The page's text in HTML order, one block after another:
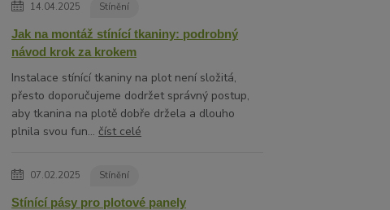
14.04.2025 Stínění
Jak na montáž stínící tkaniny: podrobný
návod krok za krokem
Instalace stínící tkaniny na plot není složitá,
přesto doporučujeme dodržet správný postup,
aby tkanina na plotě dobře držela a dlouho
plnila svou fun...číst celé
07.02.2025 Stínění
Stínící pásy pro plotové panely